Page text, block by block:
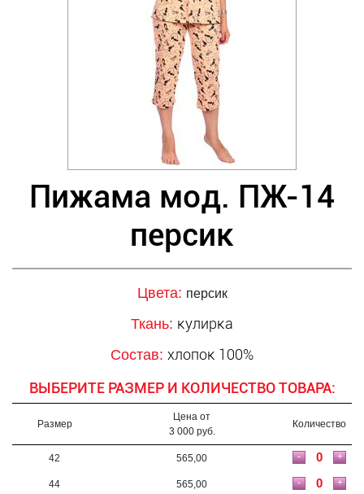
Пижама мод. ПЖ-14
персик
Цвета: персик
Ткань: кулирка
Состав: хлопок 100%
ВЫБЕРИТЕ РАЗМЕР И КОЛИЧЕСТВО ТОВАРА:
Размер
Цена от
3 000 руб.
Количество
42 565,00 +
-
44 565,00 +
-